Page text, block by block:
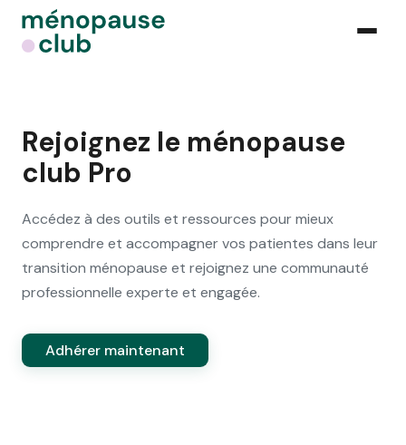
Rejoignez le ménopause
club Pro
Accédez à des outils et ressources pour mieux
comprendre et accompagner vos patientes dans leur
transition ménopause et rejoignez une communauté
professionnelle experte et engagée.
Adhérer maintenant